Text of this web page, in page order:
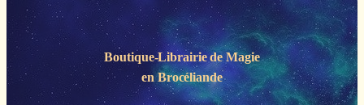
Boutique-Librairie deMagie
en Brocéliande